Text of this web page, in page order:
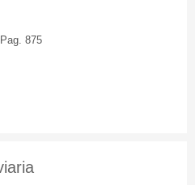
Pag. 875